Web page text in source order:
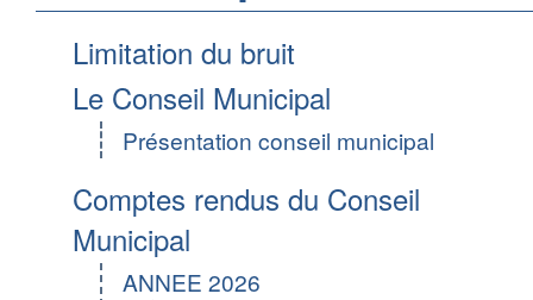
Limitation du bruit
Le Conseil Municipal
Présentation conseil municipal
Comptes rendus du Conseil
Municipal
ANNEE 2026